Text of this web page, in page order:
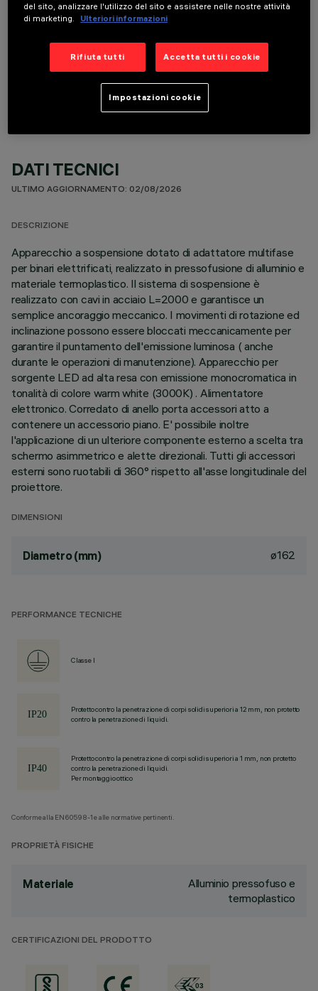
COMPONENTI OPZIONALI
DATI TECNICI
ULTIMO AGGIORNAMENTO: 02/08/2026
DESCRIZIONE
Apparecchio a sospensione dotato di adattatore multifase
per binari elettrificati, realizzato in pressofusione di alluminio e
materiale termoplastico. Il sistema di sospensione è
realizzato con cavi in acciaio L=2000 e garantisce un
semplice ancoraggio meccanico. I movimenti di rotazione ed
inclinazione possono essere bloccati meccanicamente per
garantire il puntamento dell'emissione luminosa ( anche
durante le operazioni di manutenzione). Apparecchio per
sorgente LED ad alta resa con emissione monocromatica in
tonalità di colore warm white (3000K) . Alimentatore
elettronico. Corredato di anello porta accessori atto a
contenere un accessorio piano. E' possibile inoltre
l'applicazione di un ulteriore componente esterno a scelta tra
schermo asimmetrico e alette direzionali. Tutti gli accessori
esterni sono ruotabili di 360° rispetto all'asse longitudinale del
proiettore.
DIMENSIONI
Diametro (mm) ø162
PERFORMANCE TECNICHE
Classe I
Protetto contro la penetrazione di corpi solidi superiori a 12 mm, non protetto
contro la penetrazione di liquidi.
Protetto contro la penetrazione di corpi solidi superiori a 1 mm, non protetto
contro la penetrazione di liquidi.
Per montaggio ottico
Conforme alla EN60598-1 e alle normative pertinenti.
PROPRIETÀ FISICHE
Materiale
Alluminio pressofuso e
termoplastico
CERTIFICAZIONI DEL PRODOTTO
del sito, analizzare l'utilizzo del sito e assistere nelle nostre attività
di marketing.
Ulteriori informazioni
Rifiuta tutti Accetta tutti i cookie
Impostazioni cookie